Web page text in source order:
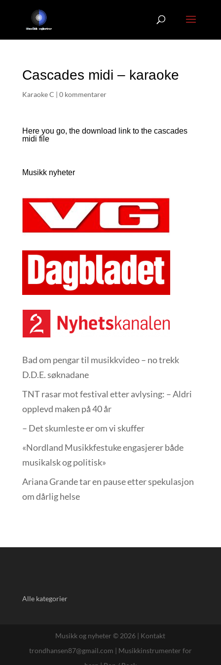
Cascades midi – karaoke
Karaoke C | 0 kommentarer
Here you go, the download link to the cascades
midi file
Musikk nyheter
Bad om pengar til musikkvideo – no trekk
D.D.E. søknadane
TNT rasar mot festival etter avlysing: – Aldri
opplevd maken på 40 år
– Det skumleste er om vi skuffer
«Nordland Musikkfest­uke engasjerer både
musikalsk og politisk»
Ariana Grande tar en pause etter spekulasjon
om dårlig helse
Alle kategorier
Musikk og nyheter © 2026 | Kontakt
trondhansen87@gmail.com | Musikkinstrumenter for